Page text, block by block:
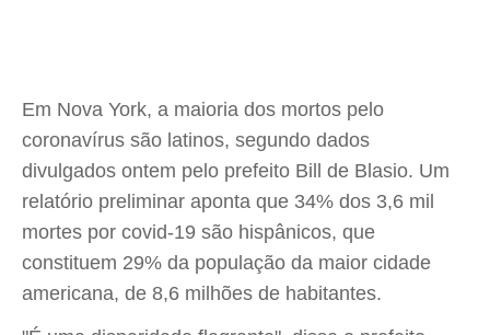
Em Nova York, a maioria dos mortos pelo
coronavírus são latinos, segundo dados
divulgados ontem pelo prefeito Bill de Blasio. Um
relatório preliminar aponta que 34% dos 3,6 mil
mortes por covid-19 são hispânicos, que
constituem 29% da população da maior cidade
americana, de 8,6 milhões de habitantes.